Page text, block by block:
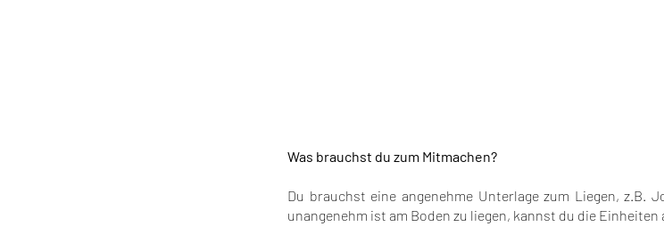
Was brauchst du zum Mitmachen?
Du brauchst eine angenehme Unterlage zum Liegen, z.B.
unangenehm ist am Boden zu liegen, kannst du die Einheiten